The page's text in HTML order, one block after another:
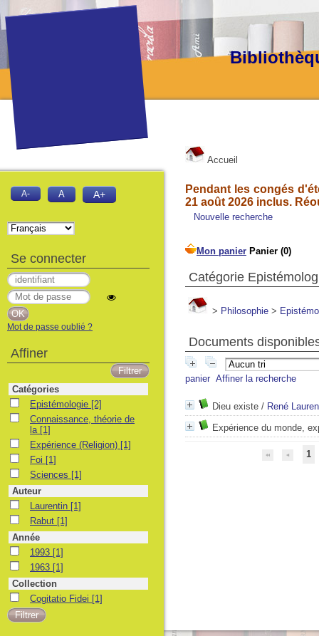
Accueil
Pendant les congés
21 août 2026 inclus.
Nouvelle recherche
Catégorie
> Philosophie >
Documents
panier Affiner la recherche
Dieu existe / René
Expérience du monde,
1
A- A A+
Se connecter
Mot de passe oublié ?
Affiner
Catégories
Epistémologie
Epistémologie [2]
Connaissance, théorie de la
Connaissance, théorie de
la [1]
Expérience (Religion)
Expérience (Religion) [1]
Foi
Foi [1]
SciencesSciences [1]
Auteur
LaurentinLaurentin [1]
RabutRabut [1]
Année
1993 1993 [1]
1963 1963 [1]
Collection
Cogitatio Fidei
Cogitatio Fidei [1]